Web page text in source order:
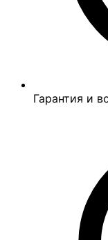
Гарантия и